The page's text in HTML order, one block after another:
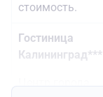
стоимость.
Гостиница
Калининград***